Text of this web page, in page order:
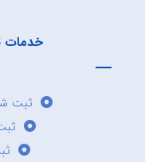
خدمات
ثبت